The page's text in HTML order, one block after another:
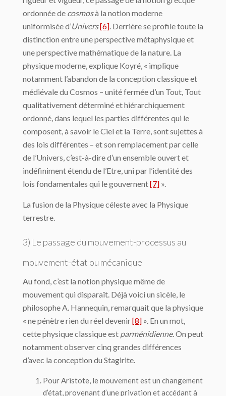
ordonnée de cosmosà la notion moderne
uniformisée d’Univers[6] . Derrière se profile toute la
distinction entre une perspective métaphysique et
une pers­pective mathématique de la nature. La
physique moderne, explique Koyré, « implique
notamment l’abandon de la concep­tion classique et
médiévale du Cosmos – unité fermée d’un Tout, Tout
qualitativement déterminé et hiérarchiquement
ordonné, dans lequel les parties différentes qui le
com­posent, à savoir le Ciel et la Terre, sont sujettes à
des lois différentes – et son remplace­ment par celle
de l’Univers, c’est-à-dire d’un ensemble ou­vert et
indéfiniment étendu de l’Etre, uni par l’identité des
lois fondamentales qui le gou­vernent[7] ».
La fusion de la Physique céleste avec la Physique
terrestre.
3) Le passage du mouvement-processus au
mouvement-état ou mécanique
Au fond, c’est la notion physique même de
mouvement qui disparaît. Déjà voici un si­cèle, le
philosophe A. Hannequin, remarquait que la physique
« ne pénètre rien du réel devenir[8] ». En un mot,
cette physique classique est parménidienne. On peut
notam­ment observer cinq grandes différences
d’avec la conception du Stagirite.
Pour Aristote, le mouvement est un changement
d’état, provenant d’une privation et accédant à